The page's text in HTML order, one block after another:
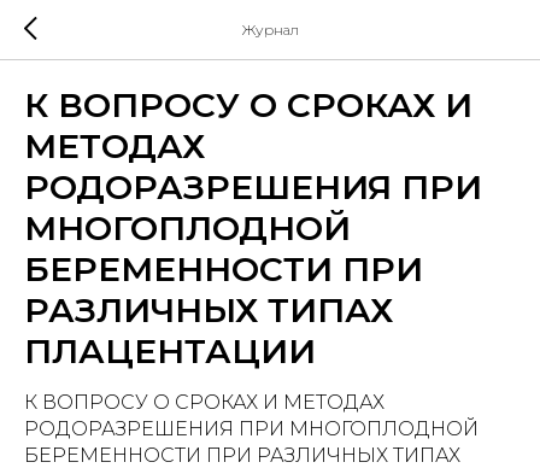
Журнал
К ВОПРОСУ О СРОКАХ И
МЕТОДАХ
РОДОРАЗРЕШЕНИЯ ПРИ
МНОГОПЛОДНОЙ
БЕРЕМЕННОСТИ ПРИ
РАЗЛИЧНЫХ ТИПАХ
ПЛАЦЕНТАЦИИ
К ВОПРОСУ О СРОКАХ И МЕТОДАХ
РОДОРАЗРЕШЕНИЯ ПРИ МНОГОПЛОДНОЙ
БЕРЕМЕННОСТИ ПРИ РАЗЛИЧНЫХ ТИПАХ